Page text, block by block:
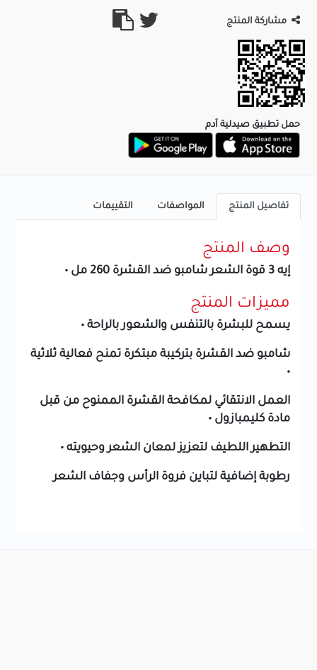
مشاركة المنتج
حمل تطبيق صيدلية آدم
تفاصيل المنتج المواصفات التقييمات
وصف المنتج
إيه 3 قوة الشعر شامبو ضد القشرة 260 مل •
مميزات المنتج
يسمح للبشرة بالتنفس والشعور بالراحة •
شامبو ضد القشرة بتركيبة مبتكرة تمنح فعالية ثلاثية
•
العمل الانتقائي لمكافحة القشرة الممنوح من قبل
مادة كليمبازول •
التطهير اللطيف لتعزيز لمعان الشعر وحيويته •
رطوبة إضافية لتباين فروة الرأس وجفاف الشعر